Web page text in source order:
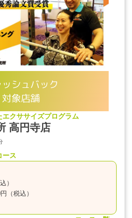
シュバック
対象店舗
クササイズプログラム
高円寺店
ース
）
（税込）